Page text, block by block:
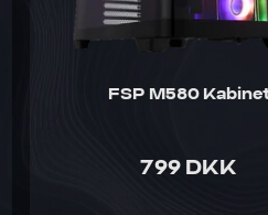
FSP M580
799 DKK